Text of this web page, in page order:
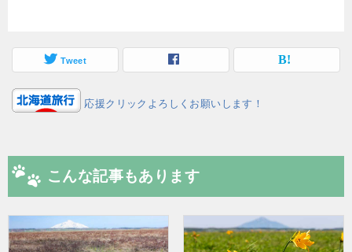
Tweet
応援クリックよろしくお願いします！
こんな記事もあります